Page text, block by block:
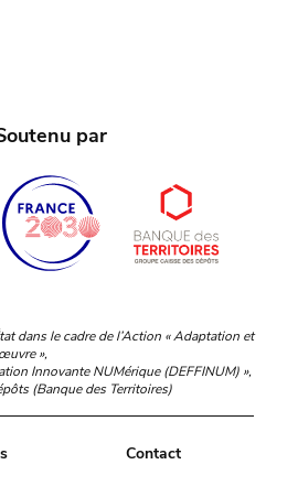
par
dans le cadre de l’Action « Adaptation et
»,
Innovante NUMérique (DEFFINUM) »,
(Banque des Territoires)
Contact